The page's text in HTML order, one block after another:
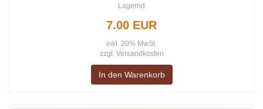
Lagernd
7.00 EUR
inkl. 20% MwSt.
zzgl. Versandkosten
In den Warenkorb